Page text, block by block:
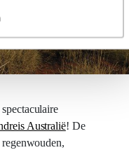
Australië! De